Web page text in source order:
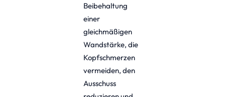
Beibehaltung
einer
gleichmäßigen
Wandstärke, die
Kopfschmerzen
vermeiden, den
Ausschuss